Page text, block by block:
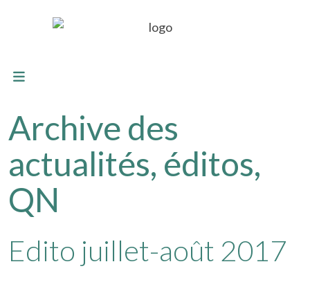
Archive des
actualités, éditos,
QN
Edito juillet-août 2017